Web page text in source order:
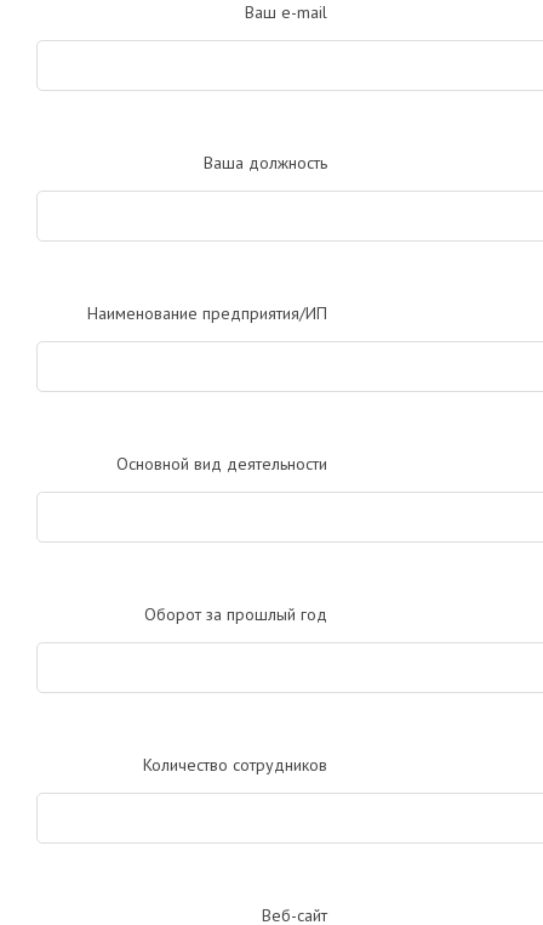
Ваш e-mail
Ваша должность
Наименование предприятия/ИП
Основной вид деятельности
Оборот за прошлый год
Количество сотрудников
Веб-сайт